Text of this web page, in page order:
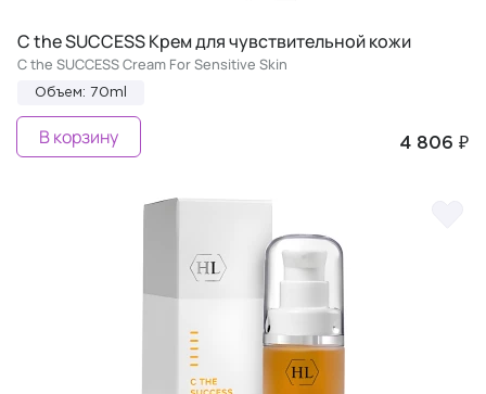
C the SUCCESS Крем для чувствительной кожи
C the SUCCESS Cream For Sensitive Skin
Объем: 70ml
4 806 ₽
В корзину